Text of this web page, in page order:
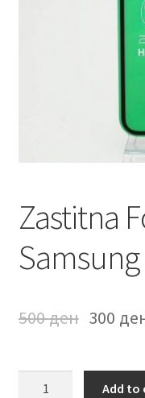
Zastitna
500ден 300
Add to